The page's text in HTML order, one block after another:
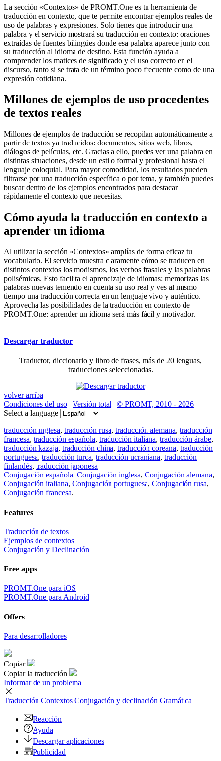
La sección «Contextos» de PROMT.One es tu herramienta de
traducción en contexto, que te permite encontrar ejemplos reales de
uso de palabras y expresiones. Solo tienes que introducir una
palabra y el servicio mostrará su traducción en contexto: oraciones
extraídas de fuentes bilingües donde esa palabra aparece junto con
su traducción al idioma de destino. Esta función ayuda a
comprender los matices de significado y el uso correcto en el
discurso, tanto si se trata de un término poco frecuente como de una
expresión cotidiana.
Millones de ejemplos de uso procedentes
de textos reales
Millones de ejemplos de traducción se recopilan automáticamente a
partir de textos ya traducidos: documentos, sitios web, libros,
diálogos de películas, etc. Gracias a ello, puedes ver una palabra en
distintas situaciones, desde un estilo formal y profesional hasta el
lenguaje coloquial. Para mayor comodidad, los resultados pueden
filtrarse por una traducción específica o por tema, y también puedes
buscar dentro de los ejemplos encontrados para destacar
rápidamente el contexto que necesitas.
Cómo ayuda la traducción en contexto a
aprender un idioma
Al utilizar la sección «Contextos» amplías de forma eficaz tu
vocabulario. El servicio muestra claramente cómo se traducen en
distintos contextos los modismos, los verbos frasales y las palabras
polisémicas. Esto facilita el aprendizaje de idiomas: memorizas las
palabras nuevas teniendo en cuenta su uso real y ves al mismo
tiempo una traducción correcta en un lenguaje vivo y auténtico.
Aprovecha las posibilidades de la traducción en contexto de
PROMT.One: aprender un idioma será más fácil y motivador.
Descargar traductor
Traductor, diccionario y libro de frases, más de 20 lenguas,
traducciones seleccionadas.
volver arriba
Condiciones del uso | Versión total | © PROMT, 2010 - 2026
Select a language
traducción inglesa, traducción rusa, traducción alemana, traducción
francesa, traducción española, traducción italiana, traducción árabe,
traducción kazaja, traducción china, traducción coreana, traducción
portuguesa, traducción turca, traducción ucraniana, traducción
finlandés, traducción japonesa
Conjugación española, Conjugación inglesa, Conjugación alemana,
Conjugación italiana, Conjugación portuguesa, Conjugación rusa,
Conjugación francesa.
Features
Traducción de textos
Ejemplos de contextos
Conjugación y Declinación
Free apps
PROMT.One para iOS
PROMT.One para Android
Offers
Para desarrolladores
Copiar
Copiar la traducción
Informar de un problema
Traducción Contextos Conjugación y declinación Gramática
Reacción
Ayuda
Descargar aplicaciones
Publicidad